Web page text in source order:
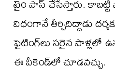
విధంగానే తీర్చిదిద్దాడు
ఫైటింగ్‌లు స‌రైన పాళ్ల‌లో
ఈ వీకెండ్‌లో చూడ‌వ‌చ్చు.